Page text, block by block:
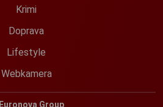
Krimi
Doprava
Lifestyle
Webkamera
Euronova Group